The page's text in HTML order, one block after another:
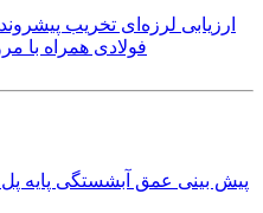
ارزیابی لرزه‌ای تخریب
فولادی همراه با